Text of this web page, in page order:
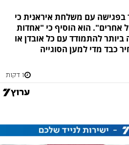
בפגישה עם משלחת איראנית כי
אחרים". הוא הוסיף כי "אחדות
ביותר להתמודד עם כל אובדן או
כבד מדי למען הסוגייה
1 דקות